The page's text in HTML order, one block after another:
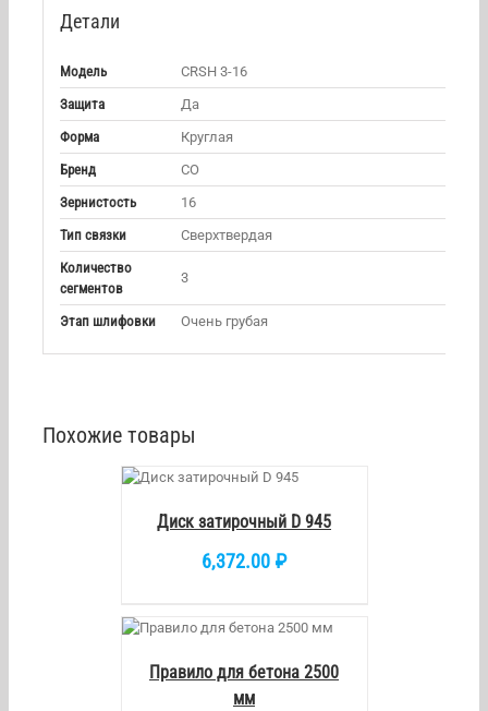
Детали
Модель
CRSH 3-16
Защита
Да
Форма
Круглая
Бренд
CO
Зернистость
16
Тип связки
Сверхтвердая
Количество
сегментов
3
Этап шлифовки Очень грубая
Похожие товары
Диск затирочный D 945
6,372.00 ₽
Правило для бетона 2500
мм